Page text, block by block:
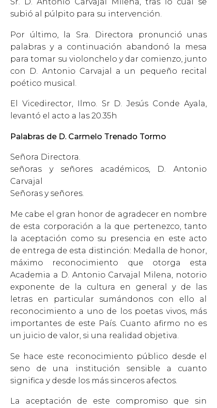
subió al púlpito para su intervención.
Por último, la Sra. Directora pronunció unas
palabras y a continuación abandonó la mesa
para tomar su violonchelo y dar comienzo, junto
con D. Antonio Carvajal a un pequeño recital
poético musical.
El Vicedirector, Ilmo. Sr D. Jesús Conde Ayala,
levantó el acto a las 20.35h
Palabras de D. Carmelo Trenado Tormo
Señora Directora.
señoras y señores académicos, D. Antonio
Carvajal
Señoras y señores.
Me cabe el gran honor de agradecer en nombre
de esta corporación a la que pertenezco, tanto
la aceptación como su presencia en este acto
de entrega de esta distinción: Medalla de honor,
máximo reconocimiento que otorga esta
Academia a D. Antonio Carvajal Milena, notorio
exponente de la cultura en general y de las
letras en particular sumándonos con ello al
reconocimiento a uno de los poetas vivos, más
importantes de este País. Cuanto afirmo no es
un juicio de valor, si una realidad objetiva.
Se hace este reconocimiento público desde el
seno de una institución sensible a cuanto
significa y desde los más sinceros afectos.
La aceptación de este compromiso que sin